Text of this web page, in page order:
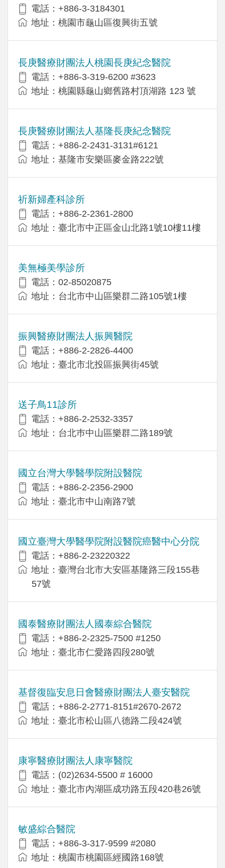
電話：+886-3-3184301
地址：桃園市龜山區復興街五號
長庚醫療財團法人桃園長庚紀念醫院
電話：+886-3-319-6200 #3623
地址：桃園縣龜山鄉舊路村頂湖路 123 號
長庚醫療財團法人基隆長庚紀念醫院
電話：+886-2-2431-3131#6121
地址：基隆市安樂區麥金路222號
祈新婦產科診所
電話：+886-2-2361-2800
地址：臺北市中正區金山北路1號10樓11樓
美無極美學診所
電話：02-85020875
地址：台北市中山區樂群二路105號1樓
振興醫療財團法人振興醫院
電話：+886-2-2826-4400
地址：臺北市北投區振興街45號
送子鳥11診所
電話：+886-2-2532-3357
地址：台北巿中山區樂群二路189號
國立台灣大學醫學院附設醫院
電話：+886-2-2356-2900
地址：臺北市中山南路7號
國立臺灣大學醫學院附設醫院癌醫中心分院
電話：+886-2-23220322
地址：臺灣台北市大安區基隆路三段155巷
57號
國泰醫療財團法人國泰綜合醫院
電話：+886-2-2325-7500 #1250
地址：臺北市仁愛路四段280號
基督復臨安息日會醫療財團法人臺安醫院
電話：+886-2-2771-8151#2670-2672
地址：臺北市松山區八德路二段424號
康寧醫療財團法人康寧醫院
電話：(02)2634-5500 # 16000
地址：臺北市內湖區成功路五段420巷26號
敏盛綜合醫院
電話：+886-3-317-9599 #2080
地址：桃園市桃園區經國路168號